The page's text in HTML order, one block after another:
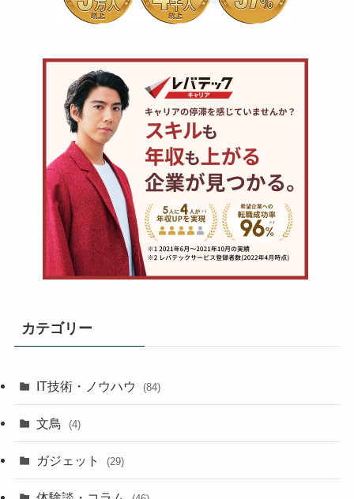
カテゴリー
IT技術・ノウハウ (84)
文鳥 (4)
ガジェット (29)